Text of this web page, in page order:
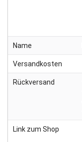
Name
Versandkosten
Rückversand
Link zum Shop